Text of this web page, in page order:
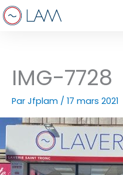
Aller
au
IMG-7728
Par Jfplam / 17 mars 2021